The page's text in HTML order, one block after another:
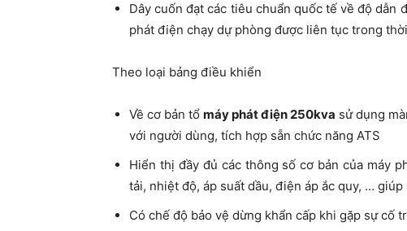
Dây cuốn đạt các tiêu chuẩn quốc tế về độ dẫn
phát điện chạy dự phòng được liên tục trong
Theo loại bảng điều khiển
Về cơ bản tổ máy phát điện 250kva sử dụng
với người dùng, tích hợp sẵn chức năng ATS
Hiển thị đầy đủ các thông số cơ bản của máy
tải, nhiệt độ, áp suất dầu, điện áp ắc quy, …
Có chế độ bảo vệ dừng khẩn cấp khi gặp sự cố